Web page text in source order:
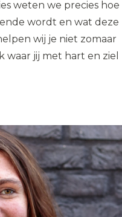
weten we precies hoe
wordt en wat deze
wij je niet zomaar
waar jij met hart en ziel